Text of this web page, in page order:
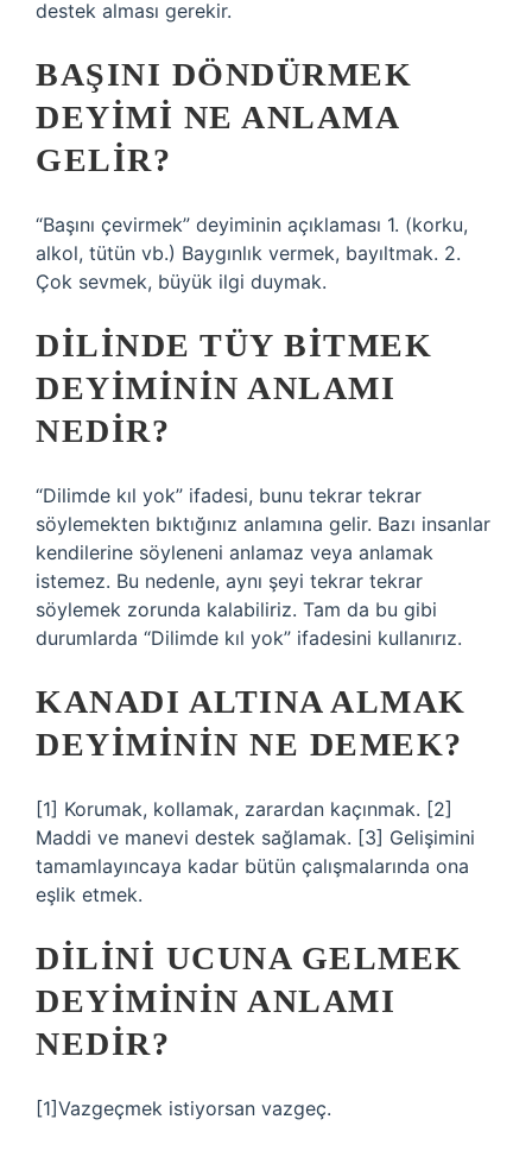
destek alması gerekir.
BAŞINI DÖNDÜRMEK
DEYIMI NE ANLAMA
GELIR?
“Başını çevirmek” deyiminin açıklaması 1. (korku,
alkol, tütün vb.) Baygınlık vermek, bayıltmak. 2.
Çok sevmek, büyük ilgi duymak.
DILINDE TÜY BITMEK
DEYIMININ ANLAMI
NEDIR?
“Dilimde kıl yok” ifadesi, bunu tekrar tekrar
söylemekten bıktığınız anlamına gelir. Bazı insanlar
kendilerine söyleneni anlamaz veya anlamak
istemez. Bu nedenle, aynı şeyi tekrar tekrar
söylemek zorunda kalabiliriz. Tam da bu gibi
durumlarda “Dilimde kıl yok” ifadesini kullanırız.
KANADI ALTINA ALMAK
DEYIMININ NE DEMEK?
[1] Korumak, kollamak, zarardan kaçınmak. [2]
Maddi ve manevi destek sağlamak. [3] Gelişimini
tamamlayıncaya kadar bütün çalışmalarında ona
eşlik etmek.
DILINI UCUNA GELMEK
DEYIMININ ANLAMI
NEDIR?
[1]Vazgeçmek istiyorsan vazgeç.